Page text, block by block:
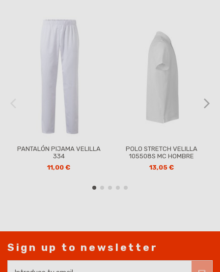
PANTALÓN PIJAMA VELILLA
334
11,00 €
POLO STRETCH VELILLA
105508S MC HOMBRE
13,05 €
Sign up to newsletter